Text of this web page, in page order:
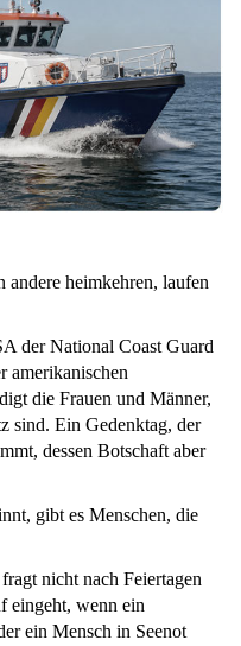
andere heimkehren, laufen
der National Coast Guard
amerikanischen
die Frauen und Männer,
sind. Ein Gedenktag, der
dessen Botschaft aber
gibt es Menschen, die
nicht nach Feiertagen
eingeht, wenn ein
ein Mensch in Seenot